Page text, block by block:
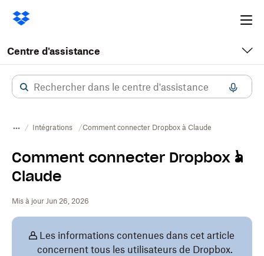
Centre d'assistance
Intégrations Comment connecter Dropbox à Claude
Comment connecter Dropbox à
Claude
Mis à jour Jun 26, 2026
Les informations contenues dans cet article
concernent tous les utilisateurs de Dropbox.